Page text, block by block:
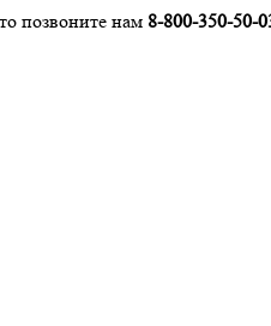
позвоните нам 8-800-350-50-